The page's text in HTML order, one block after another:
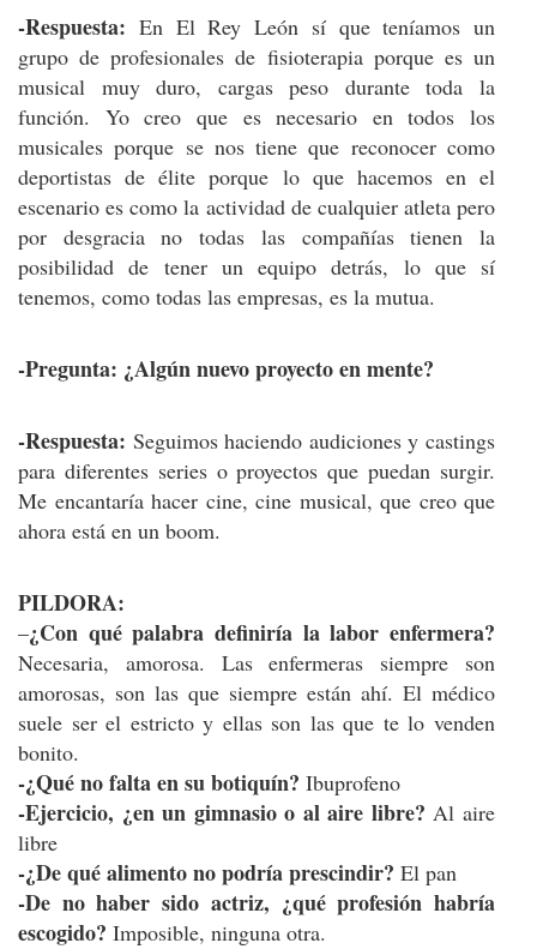
-Respuesta: En El Rey León sí que teníamos un
grupo de profesionales de fisioterapia porque es un
musical muy duro, cargas peso durante toda la
función. Yo creo que es necesario en todos los
musicales porque se nos tiene que reconocer como
deportistas de élite porque lo que hacemos en el
escenario es como la actividad de cualquier atleta pero
por desgracia no todas las compañías tienen la
posibilidad de tener un equipo detrás, lo que sí
tenemos, como todas las empresas, es la mutua.
-Pregunta: ¿Algún nuevo proyecto en mente?
-Respuesta: Seguimos haciendo audiciones y castings
para diferentes series o proyectos que puedan surgir.
Me encantaría hacer cine, cine musical, que creo que
ahora está en un boom.
PILDORA:
–¿Con qué palabra definiría la labor enfermera?
Necesaria, amorosa. Las enfermeras siempre son
amorosas, son las que siempre están ahí. El médico
suele ser el estricto y ellas son las que te lo venden
bonito.
-¿Qué no falta en su botiquín? Ibuprofeno
-Ejercicio, ¿en un gimnasio o al aire libre? Al aire
libre
-¿De qué alimento no podría prescindir? El pan
-De no haber sido actriz, ¿qué profesión habría
escogido? Imposible, ninguna otra.